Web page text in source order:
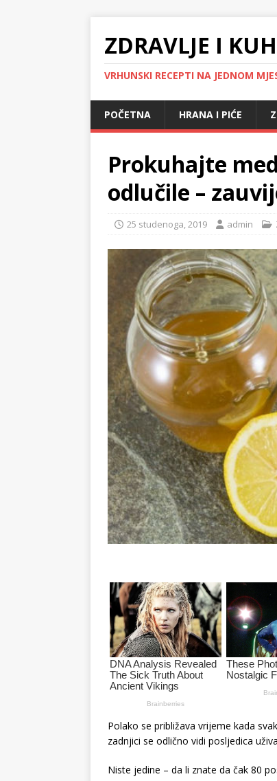
ZDRAVLJE I
VRHUNSKI RECEPTI NA JEDNOM
POČETNA HRANA I PIĆE
Prokuhajte
odlučile –
25 studenoga, 2019 admin
Polako se približava vrijeme kada
zadnjici se odlično vidi posljedica
Niste jedine – da li znate da čak 80